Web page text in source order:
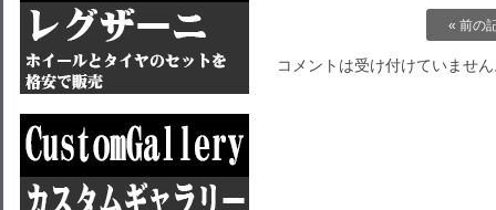
« 前の
コメントは受け付けていませ